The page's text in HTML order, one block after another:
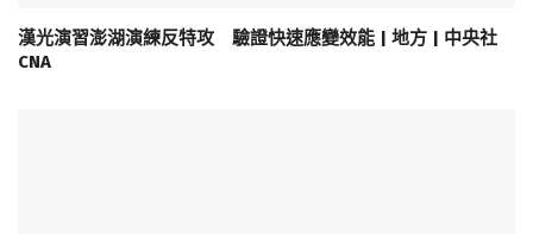
漢光演習澎湖演練反特攻 驗證快速應變效能 | 地方 | 中央社
CNA